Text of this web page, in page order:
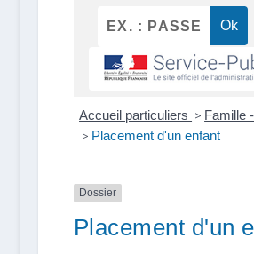
Accueil particuliers > Famille
> Placement d'un enfant
Dossier
Placement d'un